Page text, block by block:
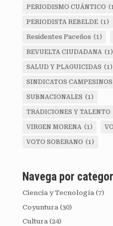
PERIODISMO CUÁNTICO
PERIODISTA REBELDE (1)
Residentes Paceños (1)
REVUELTA CIUDADANA (1)
SALUD Y PLAGUICIDAS (1)
SINDICATOS CAMPESINOS
SUBNACIONALES (1)
TRADICIONES Y TALENTO
VIRGEN MORENA (1)
VOTO SOBERANO (1)
Navega por
Ciencia y Tecnología(7)
Coyuntura (30)
Cultura(24)